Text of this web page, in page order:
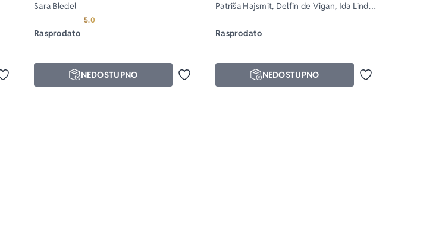
Dodaj u omiljene
Sara Bledel
5.0Prosecna ocena je 5.0 od 5
Rasprodato
Dodaj u omiljene
NEDOSTUPNO
Patriša Hajsmit, Delfin de Vigan, Ida Linde,
Rasprodato
Dodaj u omiljene
NEDOSTUPNO